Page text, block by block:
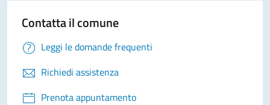
Contatta il comune
Leggi le domande frequenti
Richiedi assistenza
Prenota appuntamento